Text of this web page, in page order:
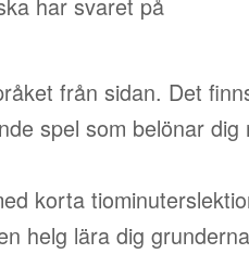
från sidan. Det
spel som belönar
korta
helg lära dig